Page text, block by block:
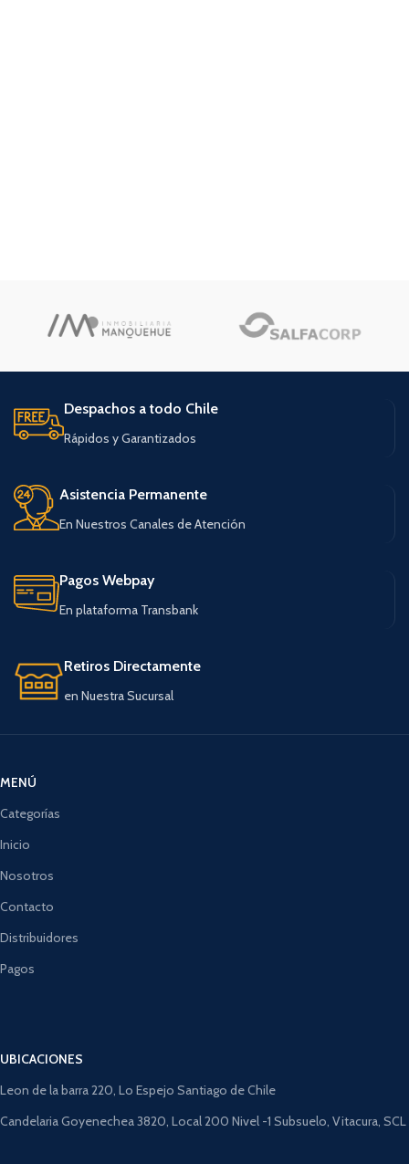
Despachos a todo Chile
Rápidos y Garantizados
Asistencia Permanente
En Nuestros Canales de Atención
Pagos Webpay
En plataforma Transbank
Retiros Directamente
en Nuestra Sucursal
MENÚ
Categorías
Inicio
Nosotros
Contacto
Distribuidores
Pagos
UBICACIONES
Leon de la barra 220, Lo Espejo Santiago de Chile
Candelaria Goyenechea 3820, Local 200 Nivel -1 Subsuelo, Vitacura, SCL